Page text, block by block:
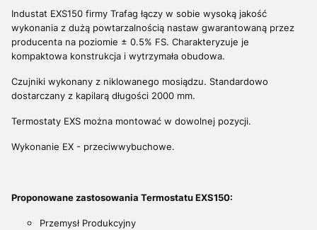
Industat EXS150 firmy Trafag łączy w sobie wysoką jakość
wykonania z dużą powtarzalnością nastaw gwarantowaną przez
producenta na poziomie ± 0.5% FS. Charakteryzuje je
kompaktowa konstrukcja i wytrzymała obudowa.
Czujniki wykonany z niklowanego mosiądzu. Standardowo
dostarczany z kapilarą długości 2000 mm.
Termostaty EXS można montować w dowolnej pozycji.
Wykonanie EX - przeciwwybuchowe.
Proponowane zastosowania Termostatu EXS150:
Przemysł Produkcyjny